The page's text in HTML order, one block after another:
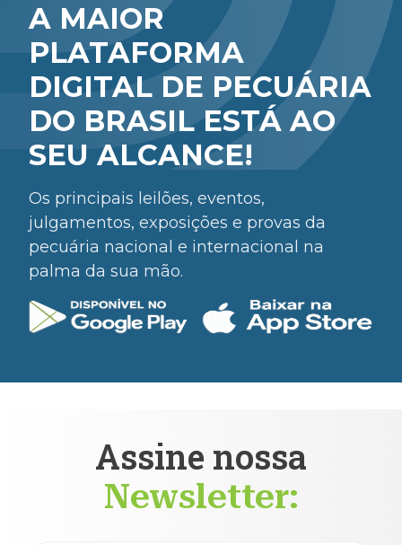
A MAIOR
PLATAFORMA
DIGITAL DE PECUÁRIA
DO BRASIL ESTÁ AO
SEU ALCANCE!
Os principais leilões, eventos,
julgamentos, exposições e provas da
pecuária nacional e internacional na
palma da sua mão.
Assine nossa
Newsletter: